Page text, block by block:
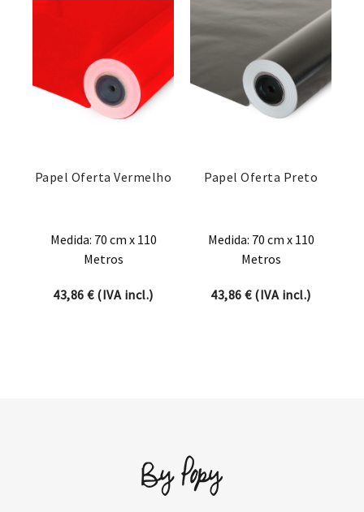
Papel Oferta Vermelho
Medida: 70 cm x 110
Metros
43,86€(IVA incl.)
Papel Oferta Preto
Medida: 70 cm x 110
Metros
43,86€(IVA incl.)